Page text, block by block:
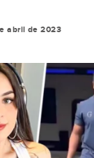
abril de 2023